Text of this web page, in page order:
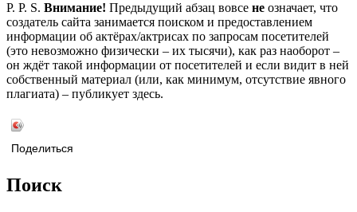
P. P. S. Внимание! Предыдущий абзац вовсе не означает, что
создатель сайта занимается поиском и предоставлением
информации об актёрах/актрисах по запросам посетителей
(это невозможно физически – их тысячи), как раз наоборот –
он ждёт такой информации от посетителей и если видит в ней
собственный материал (или, как минимум, отсутствие явного
плагиата) – публикует здесь.
Поделиться
Поиск